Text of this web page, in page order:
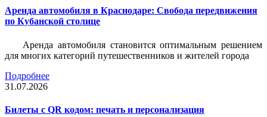
Аренда автомобиля в Краснодаре: Свобода передвижения
по Кубанской столице
Аренда автомобиля становится оптимальным решением
для многих категорий путешественников и жителей города
Подробнее
31.07.2026
Билеты c QR кодом: печать и персонализация